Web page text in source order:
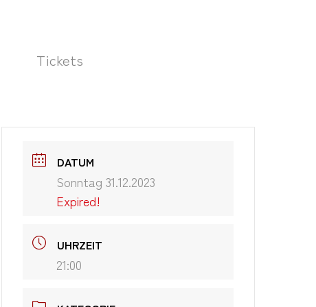
Tickets
DATUM
Sonntag 31.12.2023
Expired!
UHRZEIT
21:00